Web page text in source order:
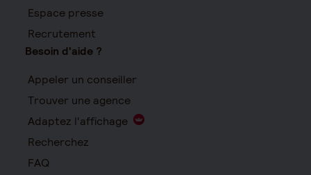
Espace presse
Recrutement
Besoin d'aide ?
Appeler un conseiller
Trouver une agence
Adaptez l'affichage
Recherchez
FAQ